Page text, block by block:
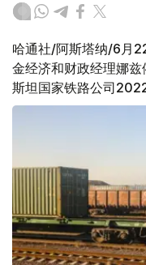
哈通社/阿斯塔纳/6月
金经济和财政经理娜
斯坦国家铁路公司